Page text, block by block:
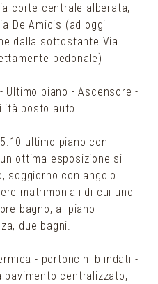
corte centrale alberata,
De Amicis (ad oggi
dalla sottostante Via
pedonale)
Ultimo piano - Ascensore -
posto auto
ultimo piano con
ottima esposizione si
soggiorno con angolo
matrimoniali di cui uno
bagno; al piano
due bagni.
- portoncini blindati -
centralizzato,